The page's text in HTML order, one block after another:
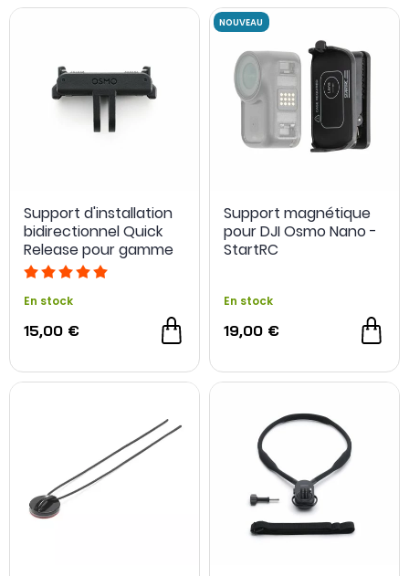
Support d'installation
bidirectionnel Quick
Release pour gamme
DJI Osmo
En stock
15,00 €
Support magnétique
pour DJI Osmo Nano -
StartRC
En stock
19,00 €